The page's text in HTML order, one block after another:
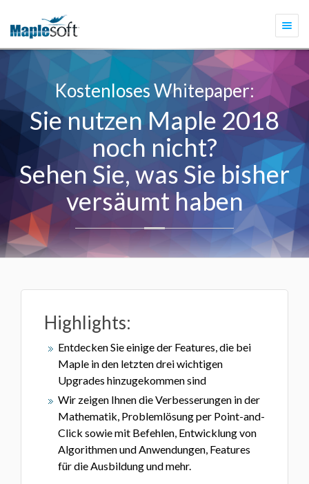
Kostenloses Whitepaper:
Sie nutzen Maple 2018
noch nicht?
Sehen Sie, was Sie bisher
versäumt haben
Highlights:
Entdecken Sie einige der Features, die bei
Maple in den letzten drei wichtigen
Upgrades hinzugekommen sind
Wir zeigen Ihnen die Verbesserungen in der
Mathematik, Problemlösung per Point-and-
Click sowie mit Befehlen, Entwicklung von
Algorithmen und Anwendungen, Features
für die Ausbildung und mehr.